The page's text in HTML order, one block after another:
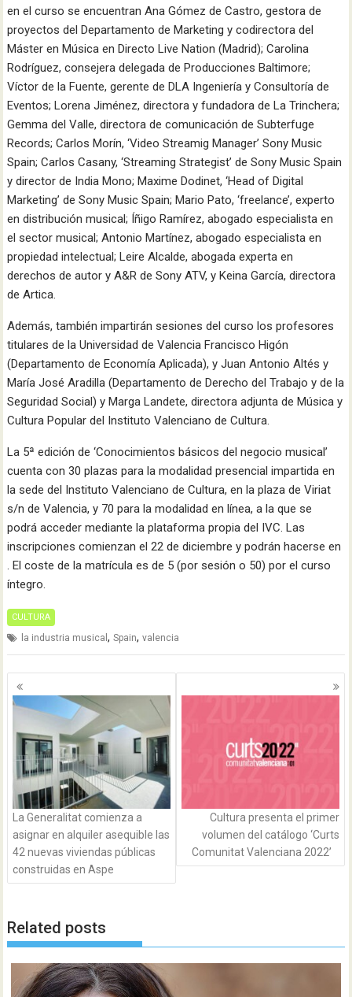
en el curso se encuentran Ana Gómez de Castro, gestora de
proyectos del Departamento de Marketing y codirectora del
Máster en Música en Directo Live Nation (Madrid); Carolina
Rodríguez, consejera delegada de Producciones Baltimore;
Víctor de la Fuente, gerente de DLA Ingeniería y Consultoría de
Eventos; Lorena Jiménez, directora y fundadora de La Trinchera;
Gemma del Valle, directora de comunicación de Subterfuge
Records; Carlos Morín, ‘Video Streamig Manager’ Sony Music
Spain; Carlos Casany, ‘Streaming Strategist’ de Sony Music Spain
y director de India Mono; Maxime Dodinet, ‘Head of Digital
Marketing’ de Sony Music Spain; Mario Pato, ‘freelance’, experto
en distribución musical; Íñigo Ramírez, abogado especialista en
el sector musical; Antonio Martínez, abogado especialista en
propiedad intelectual; Leire Alcalde, abogada experta en
derechos de autor y A&R de Sony ATV, y Keina García, directora
de Artica.
Además, también impartirán sesiones del curso los profesores
titulares de la Universidad de Valencia Francisco Higón
(Departamento de Economía Aplicada), y Juan Antonio Altés y
María José Aradilla (Departamento de Derecho del Trabajo y de la
Seguridad Social) y Marga Landete, directora adjunta de Música y
Cultura Popular del Instituto Valenciano de Cultura.
La 5ª edición de ‘Conocimientos básicos del negocio musical’
cuenta con 30 plazas para la modalidad presencial impartida en
la sede del Instituto Valenciano de Cultura, en la plaza de Viriat
s/n de Valencia, y 70 para la modalidad en línea, a la que se
podrá acceder mediante la plataforma propia del IVC. Las
inscripciones comienzan el 22 de diciembre y podrán hacerse en
. El coste de la matrícula es de 5 (por sesión o 50) por el curso
íntegro.
CULTURA
la industria musical,Spain,valencia
Navegación
de
entradas
La Generalitat comienza a
asignar en alquiler asequible las
42 nuevas viviendas públicas
construidas en Aspe
Cultura presenta el primer
volumen del catálogo ‘Curts
Comunitat Valenciana 2022’
Related posts